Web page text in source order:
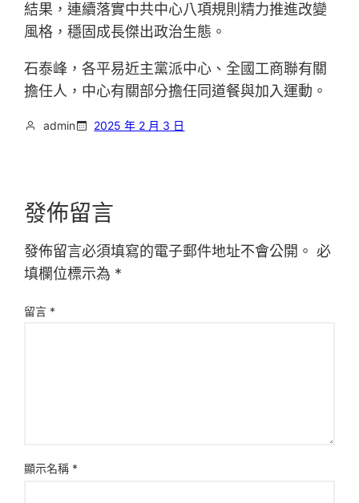
結果，連續落實中共中心八項規則精力推進改變
風格，穩固成長傑出政治生態。
石泰峰，各平易近主黨派中心、全國工商聯有關
擔任人，中心有關部分擔任同道餐與加入運動。
admin 2025 年 2 月 3 日
發佈留言
發佈留言必須填寫的電子郵件地址不會公開。 必
填欄位標示為 *
留言 *
顯示名稱 *